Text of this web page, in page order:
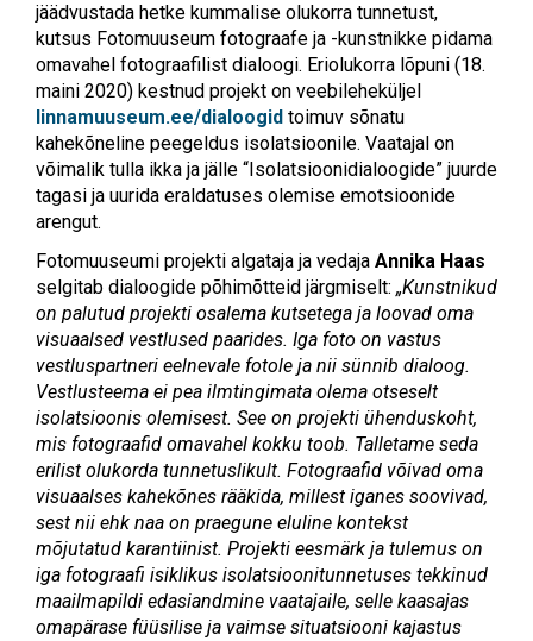
jäädvustada hetke kummalise olukorra tunnetust,
kutsus Fotomuuseum fotograafe ja -kunstnikke pidama
omavahel fotograafilist dialoogi. Eriolukorra lõpuni (18.
maini 2020) kestnud projekt on veebileheküljel
linnamuuseum.ee/dialoogid toimuv sõnatu
kahekõneline peegeldus isolatsioonile. Vaatajal on
võimalik tulla ikka ja jälle “Isolatsioonidialoogide” juurde
tagasi ja uurida eraldatuses olemise emotsioonide
arengut.
Fotomuuseumi projekti algataja ja vedaja Annika Haas
selgitab dialoogide põhimõtteid järgmiselt: „Kunstnikud
on palutud projekti osalema kutsetega ja loovad oma
visuaalsed vestlused paarides. Iga foto on vastus
vestluspartneri eelnevale fotole ja nii sünnib dialoog.
Vestlusteema ei pea ilmtingimata olema otseselt
isolatsioonis olemisest. See on projekti ühenduskoht,
mis fotograafid omavahel kokku toob. Talletame seda
erilist olukorda tunnetuslikult. Fotograafid võivad oma
visuaalses kahekõnes rääkida, millest iganes soovivad,
sest nii ehk naa on praegune eluline kontekst
mõjutatud karantiinist. Projekti eesmärk ja tulemus on
iga fotograafi isiklikus isolatsioonitunnetuses tekkinud
maailmapildi edasiandmine vaatajaile, selle kaasajas
omapärase füüsilise ja vaimse situatsiooni kajastus